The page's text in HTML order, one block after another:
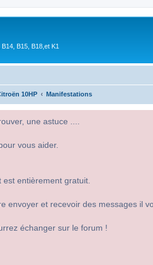
B15, B18,et K1
10HP Manifestations
une astuce ....
vous aider.
entièrement gratuit.
envoyer et recevoir des messages il
échanger sur le forum !